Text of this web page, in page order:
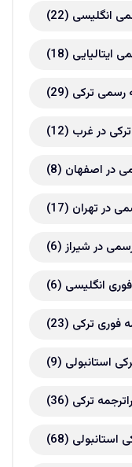
انگلیسی (22)
ایتالیایی (18)
رسمی ترکی (29)
در غرب (12)
در اصفهان (8)
در تهران (17)
در شیراز(6)
انگلیسی (6)
فوری ترکی (23)
استانبولی (9)
ترکی (36)
استانبولی (68)